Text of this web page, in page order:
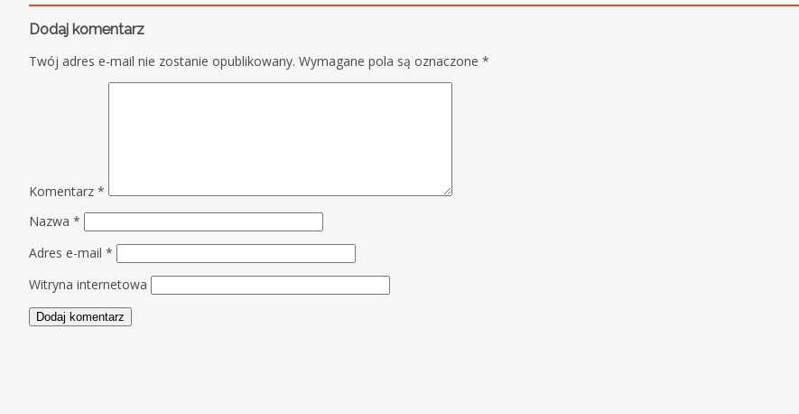
Dodaj komentarz
Twój adres e-mail nie zostanie opublikowany. Wymagane pola są oznaczone*
Komentarz*
Nazwa*
Adres e-mail*
Witryna internetowa